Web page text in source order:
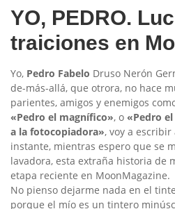
YO, PEDRO.
traiciones en
Yo, Pedro Fabelo Druso Nerón
de-más-allá, que otrora, no hace
parientes, amigos y enemigos
«Pedro el magnífico», o «Pedro
a la fotocopiadora», voy a
instante, mientras espero que se
lavadora, esta extraña historia de
etapa reciente en MoonMagazine.
No pienso dejarme nada en el
porque el mío es un tintero